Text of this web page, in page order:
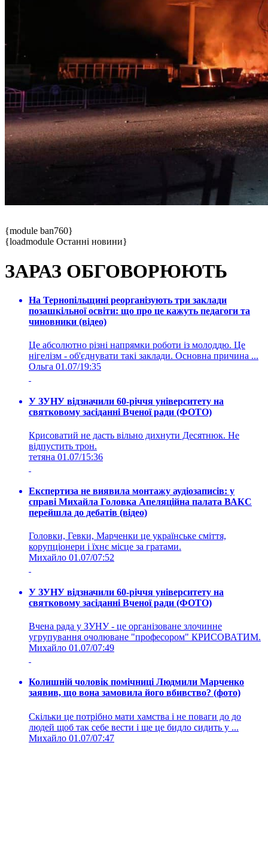
{module ban760}
{loadmodule Останні новини}
ЗАРАЗ ОБГОВОРЮЮТЬ
На Тернопільщині реорганізують три заклади
позашкільної освіти: що про це кажуть педагоги та
чиновники (відео)
Це абсолютно різні напрямки роботи із молоддю. Це
нігелізм - об'єднувати такі заклади. Основна причина ...
Ольга 01.07/19:35
У ЗУНУ відзначили 60-річчя університету на
святковому засіданні Вченої ради (ФОТО)
Крисоватий не дасть вільно дихнути Десятнюк. Не
відпустить трон.
тетяна 01.07/15:36
Експертиза не виявила монтажу аудіозаписів: у
справі Михайла Головка Апеляційна палата ВАКС
перейшла до дебатів (відео)
Головки, Гевки, Марченки це українське сміття,
корупціонери і їхнє місце за гратами.
Михайло 01.07/07:52
У ЗУНУ відзначили 60-річчя університету на
святковому засіданні Вченої ради (ФОТО)
Вчена рада у ЗУНУ - це організоване злочинне
угрупування очолюване "професором" КРИСОВАТИМ.
Михайло 01.07/07:49
Колишній чоловік помічниці Людмили Марченко
заявив, що вона замовила його вбивство? (фото)
Скільки це потрібно мати хамства і не поваги до до
людей щоб так себе вести і ще це бидло сидить у ...
Михайло 01.07/07:47